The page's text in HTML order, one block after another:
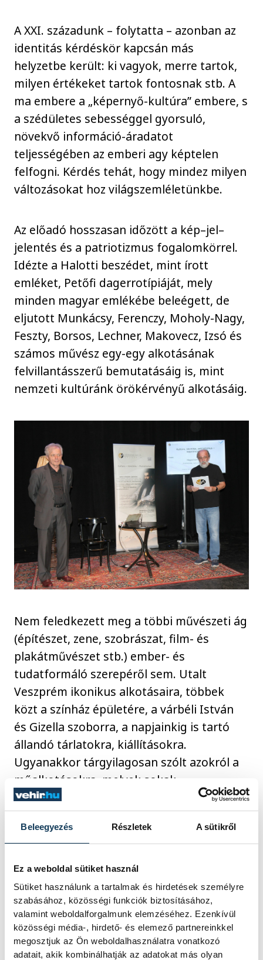
Beleegyezés Részletek A sütikről
Ez a weboldal sütiket használ
Sütiket használunk a tartalmak és hirdetések személyre
szabásához, közösségi funkciók biztosításához,
valamint weboldalforgalmunk elemzéséhez. Ezenkívül
közösségi média-, hirdető- és elemező partnereinkkel
megosztjuk az Ön weboldalhasználatra vonatkozó
adatait, akik kombinálhatják az adatokat más olyan
A XXI. századunk – folytatta – azonban az
identitás kérdéskör kapcsán más
helyzetbe került: ki vagyok, merre tartok,
milyen értékeket tartok fontosnak stb. A
ma embere a „képernyő-kultúra” embere, s
a szédületes sebességgel gyorsuló,
növekvő információ-áradatot
teljességében az emberi agy képtelen
felfogni. Kérdés tehát, hogy mindez milyen
változásokat hoz világszemléletünkbe.
Az előadó hosszasan időzött a kép–jel–
jelentés és a patriotizmus fogalomkörrel.
Idézte a Halotti beszédet, mint írott
emléket, Petőfi dagerrotípiáját, mely
minden magyar emlékébe beleégett, de
eljutott Munkácsy, Ferenczy, Moholy-Nagy,
Feszty, Borsos, Lechner, Makovecz, Izsó és
számos művész egy-egy alkotásának
felvillantásszerű bemutatásáig is, mint
nemzeti kultúránk örökérvényű alkotásáig.
Nem feledkezett meg a többi művészeti ág
(építészet, zene, szobrászat, film- és
plakátművészet stb.) ember- és
tudatformáló szerepéről sem. Utalt
Veszprém ikonikus alkotásaira, többek
közt a színház épületére, a várbéli István
és Gizella szoborra, a napjainkig is tartó
állandó tárlatokra, kiállításokra.
Ugyanakkor tárgyilagosan szólt azokról a
műalkotásokra, melyek sokak
szemléletében éppen a „nem tetszik” vagy
„nagyon tetszik” szubjektív kategóriába
tartoznak, ám épp ezek teszik a
„emészthetővé”.
Az előadás végén Hegyeshalmi László
szívesen válaszolt a közönség kérdéseire
is.